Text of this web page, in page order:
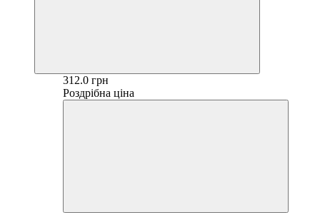
312.0 грн
Роздрібна ціна